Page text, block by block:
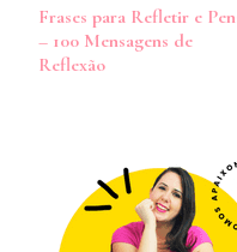
de
post
Frases para Refletir e
– 100 Mensagens de
Reflexão